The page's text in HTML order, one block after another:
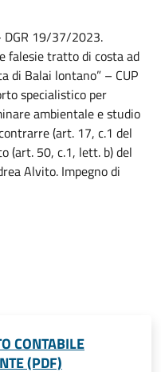
DGR 19/37/2023.
falesie tratto di costa ad
di Balai lontano” – CUP
specialistico per
ambientale e studio
(art. 17, c.1 del
(art. 50, c.1, lett. b) del
Alvito. Impegno di
CONTABILE
(PDF)